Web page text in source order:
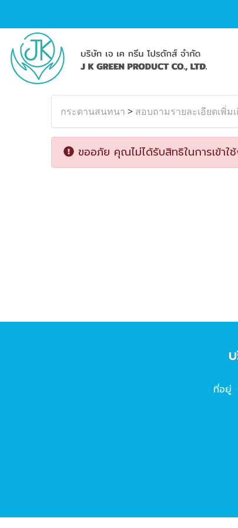
กระดานสนทนา > สอบถามรายละเอียดเพิ่ม
ขออภัย คุณไม่ได้รับสิทธิในการเข้าใ
ที่อยู่